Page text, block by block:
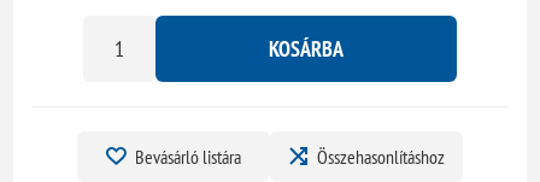
KOSÁRBA
Bevásárló listára Összehasonlításhoz